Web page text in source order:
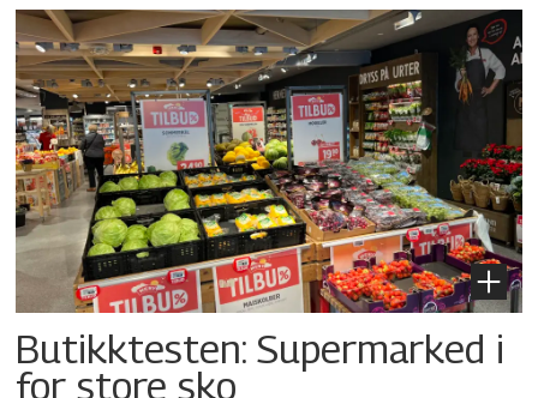
Butikktesten: Supermarked i
for store sko